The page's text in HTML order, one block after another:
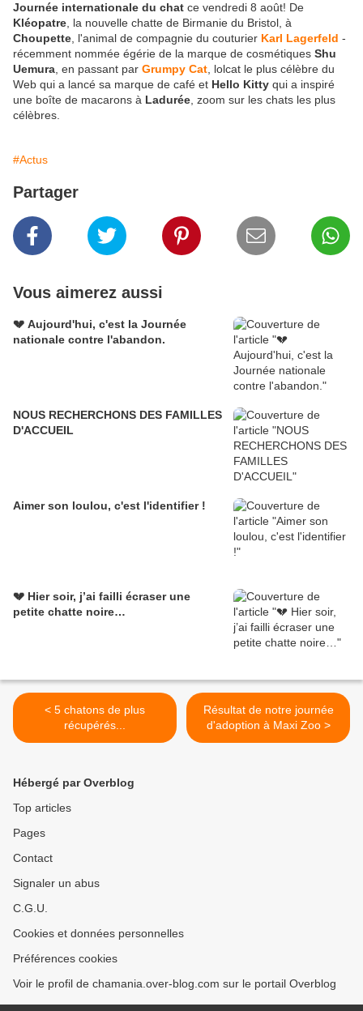
Journée internationale du chat ce vendredi 8 août! De
Kléopatre , la nouvelle chatte de Birmanie du Bristol, à
Choupette , l'animal de compagnie du couturier Karl Lagerfeld -
récemment nommée égérie de la marque de cosmétiques Shu
Uemura , en passant par Grumpy Cat , lolcat le plus célèbre du
Web qui a lancé sa marque de café et Hello Kitty qui a inspiré
une boîte de macarons à Ladurée , zoom sur les chats les plus
célèbres.
#Actus
Partager
Vous aimerez aussi
💔 Aujourd'hui, c'est la Journée
nationale contre l'abandon.
NOUS RECHERCHONS DES FAMILLES
D'ACCUEIL
Aimer son loulou, c'est l'identifier !
💔 Hier soir, j’ai failli écraser une
petite chatte noire…
< 5 chatons de plus
récupérés...
Résultat de notre journée
d'adoption à Maxi Zoo >
Hébergé par Overblog
Top articles
Pages
Contact
Signaler un abus
C.G.U.
Cookies et données personnelles
Préférences cookies
Voir le profil de chamania.over-blog.com sur le portail Overblog